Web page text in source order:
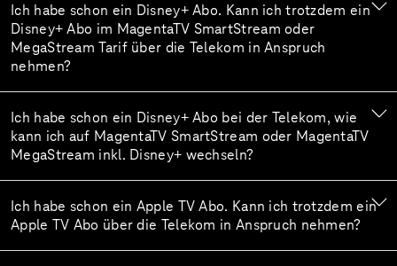
Ich habe schon ein Disney+ Abo. Kann ich trotzdem ein
Disney+ Abo im MagentaTV SmartStream oder
MegaStream Tarif über die Telekom in Anspruch
nehmen?
Ich habe schon ein Disney+ Abo bei der Telekom, wie
kann ich auf MagentaTV SmartStream oder MagentaTV
MegaStream inkl. Disney+ wechseln?
Ich habe schon ein Apple TV Abo. Kann ich trotzdem ein
Apple TV Abo über die Telekom in Anspruch nehmen?